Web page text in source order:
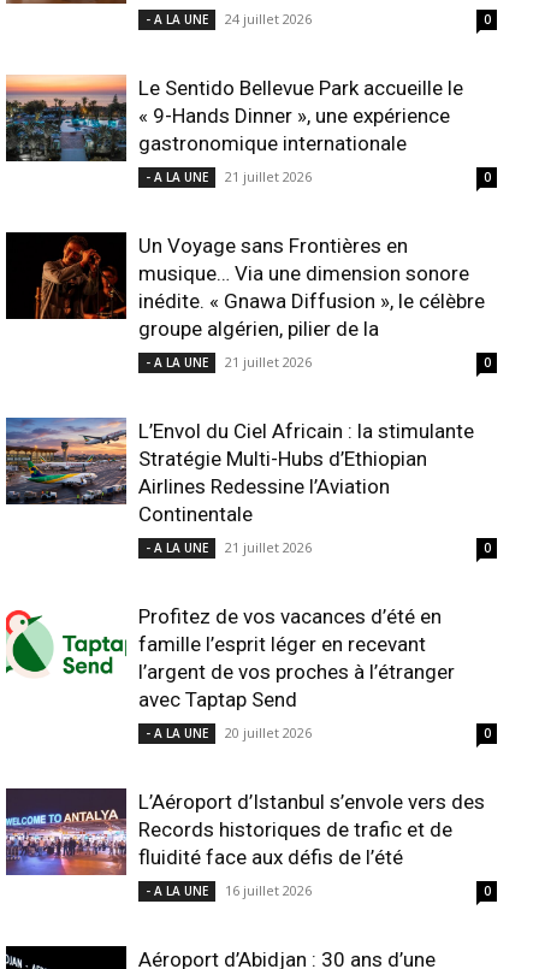
- A LA UNE 24 juillet 2026 0
Le Sentido Bellevue Park accueille le
« 9-Hands Dinner », une expérience
gastronomique internationale
- A LA UNE 21 juillet 2026 0
Un Voyage sans Frontières en
musique… Via une dimension sonore
inédite. « Gnawa Diffusion », le célèbre
groupe algérien, pilier de la
- A LA UNE 21 juillet 2026 0
L’Envol du Ciel Africain : la stimulante
Stratégie Multi-Hubs d’Ethiopian
Airlines Redessine l’Aviation
Continentale
- A LA UNE 21 juillet 2026 0
Profitez de vos vacances d’été en
famille l’esprit léger en recevant
l’argent de vos proches à l’étranger
avec Taptap Send
- A LA UNE 20 juillet 2026 0
L’Aéroport d’Istanbul s’envole vers des
Records historiques de trafic et de
fluidité face aux défis de l’été
- A LA UNE 16 juillet 2026 0
Aéroport d’Abidjan : 30 ans d’une